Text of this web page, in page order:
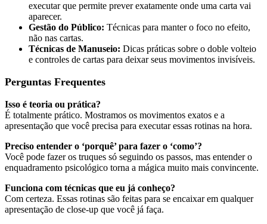
executar que permite prever exatamente onde uma carta vai
aparecer.
Gestão do Público: Técnicas para manter o foco no efeito,
não nas cartas.
Técnicas de Manuseio: Dicas práticas sobre o doble volteio
e controles de cartas para deixar seus movimentos invisíveis.
Perguntas Frequentes
Isso é teoria ou prática?
É totalmente prático. Mostramos os movimentos exatos e a
apresentação que você precisa para executar essas rotinas na hora.
Preciso entender o ‘porquê’ para fazer o ‘como’?
Você pode fazer os truques só seguindo os passos, mas entender o
enquadramento psicológico torna a mágica muito mais convincente.
Funciona com técnicas que eu já conheço?
Com certeza. Essas rotinas são feitas para se encaixar em qualquer
apresentação de close-up que você já faça.